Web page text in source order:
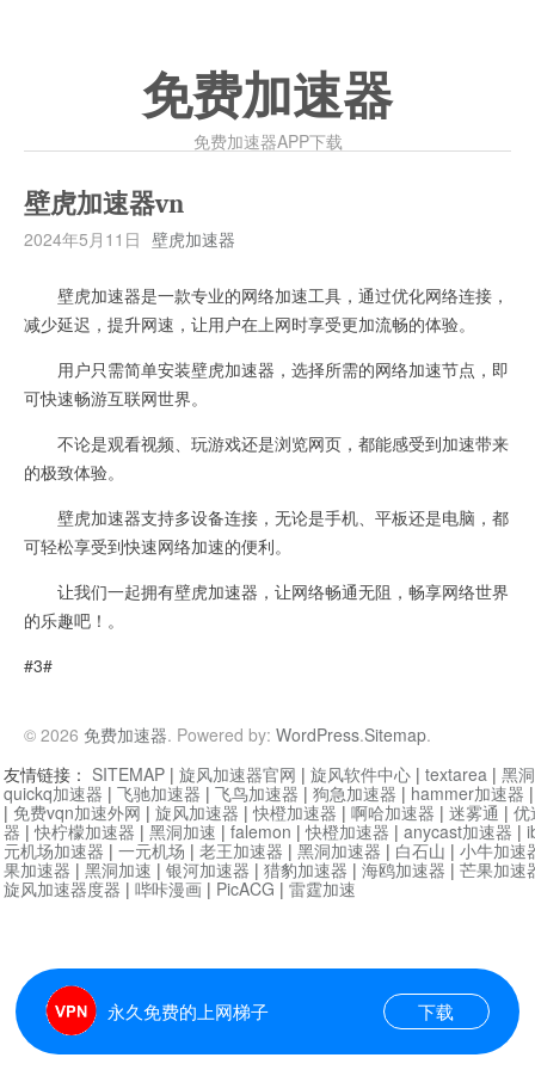
免费加速器
免费加速器APP下载
壁虎加速器vn
2024年5月11日 壁虎加速器
壁虎加速器是一款专业的网络加速工具，通过优化网络连接，
减少延迟，提升网速，让用户在上网时享受更加流畅的体验。
用户只需简单安装壁虎加速器，选择所需的网络加速节点，即
可快速畅游互联网世界。
不论是观看视频、玩游戏还是浏览网页，都能感受到加速带来
的极致体验。
壁虎加速器支持多设备连接，无论是手机、平板还是电脑，都
可轻松享受到快速网络加速的便利。
让我们一起拥有壁虎加速器，让网络畅通无阻，畅享网络世界
的乐趣吧！。
#3#
© 2026 免费加速器. Powered by: WordPress.Sitemap.
永久免费的上网梯子 下载
友情链接： SITEMAP | 旋风加速器官网 | 旋风软件中心 | textarea | 黑
quickq加速器 | 飞驰加速器 | 飞鸟加速器 | 狗急加速器 | hammer加速器
| 免费vqn加速外网 | 旋风加速器 |快橙加速器 | 啊哈加速器 | 迷雾通 | 优
器 |快柠檬加速器 | 黑洞加速 | falemon |快橙加速器 | anycast加速器 |
元机场加速器 | 一元机场 | 老王加速器 | 黑洞加速器 | 白石山 | 小牛加速
果加速器 | 黑洞加速 | 银河加速器 | 猎豹加速器 | 海鸥加速器 | 芒果加速
旋风加速器度器 | 哔咔漫画 | PicACG | 雷霆加速